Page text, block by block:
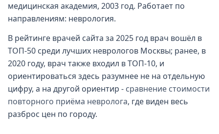
медицинская академия, 2003 год. Работает по
направлениям: неврология.
В рейтинге врачей сайта за 2025 год врач вошёл в
ТОП-50 среди лучших неврологов Москвы; ранее, в
2020 году, врач также входил в ТОП-10, и
ориентироваться здесь разумнее не на отдельную
цифру, а на другой ориентир - сравнение стоимости
повторного приёма невролога, где виден весь
разброс цен по городу.